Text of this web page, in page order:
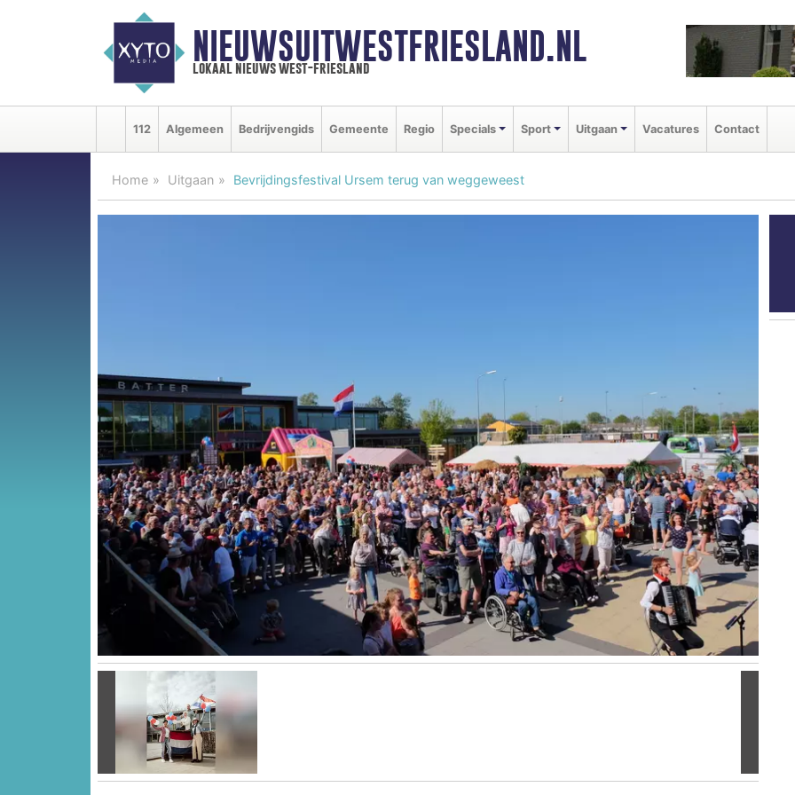
NIEUWSUITWESTFRIESLAND.NL
lokaal nieuws west-friesland
112 Algemeen Bedrijvengids Gemeente Regio Specials Sport Uitgaan Vacatures Contact
Home Uitgaan Bevrijdingsfestival Ursem terug van weggeweest
Vorige